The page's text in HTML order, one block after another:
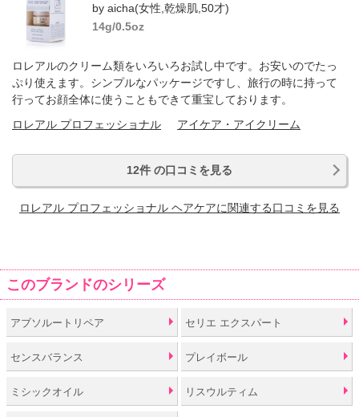
by aicha(女性,乾燥肌,50才)
14g/0.5oz
ロレアルのクリーム類をいろいろお試し中です。お安いのでたっ
ぷり使えます。シンプルなパッケージですし、旅行の時に持って
行ってお顔全体に使うこともできて重宝しております。
ロレアル プロフェッショナル
アイケア・アイクリーム
12件 の口コミを見る
ロレアル プロフェッショナル ヘアケアに関連する口コミを見る
このブランドのシリーズ
アブソルートリペア セリエ エクスパート
センスバランス プレイボール
ミシックオイル リスウルティム